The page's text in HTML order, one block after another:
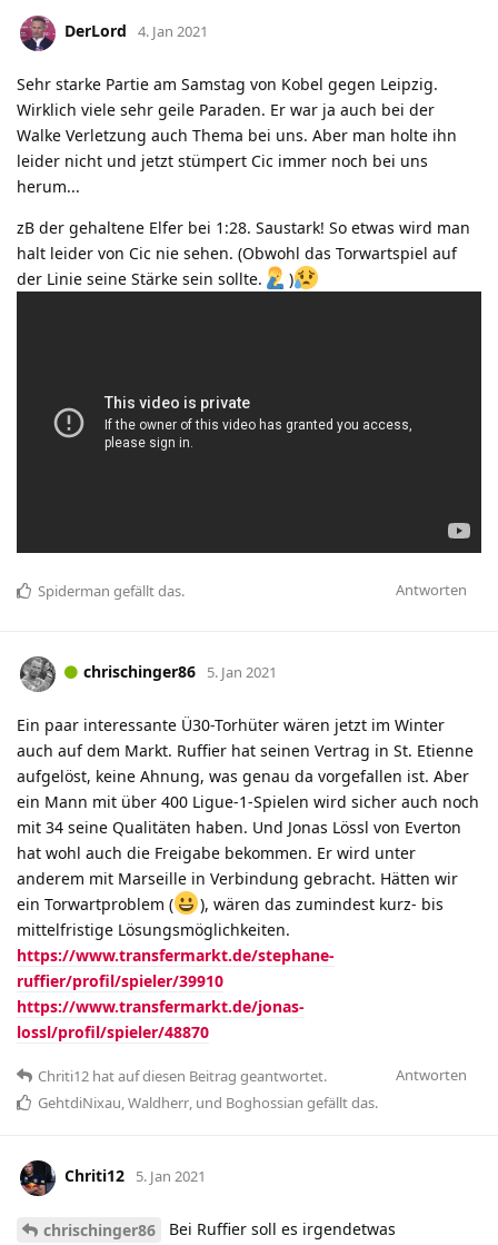
DerLord 4. Jan 2021
Sehr starke Partie am Samstag von Kobel gegen Leipzig.
Wirklich viele sehr geile Paraden. Er war ja auch bei der
Walke Verletzung auch Thema bei uns. Aber man holte ihn
leider nicht und jetzt stümpert Cic immer noch bei uns
herum...
zB der gehaltene Elfer bei 1:28. Saustark! So etwas wird man
halt leider von Cic nie sehen. (Obwohl das Torwartspiel auf
der Linie seine Stärke sein sollte.
)
Antworten
Spiderman gefällt das.
chrischinger86 5. Jan 2021
Ein paar interessante Ü30-Torhüter wären jetzt im Winter
auch auf dem Markt. Ruffier hat seinen Vertrag in St. Etienne
aufgelöst, keine Ahnung, was genau da vorgefallen ist. Aber
ein Mann mit über 400 Ligue-1-Spielen wird sicher auch noch
mit 34 seine Qualitäten haben. Und Jonas Lössl von Everton
hat wohl auch die Freigabe bekommen. Er wird unter
anderem mit Marseille in Verbindung gebracht. Hätten wir
ein Torwartproblem (
), wären das zumindest kurz- bis
mittelfristige Lösungsmöglichkeiten.
https://www.transfermarkt.de/stephane-
ruffier/profil/spieler/39910
https://www.transfermarkt.de/jonas-
lossl/profil/spieler/48870
Antworten
Chriti12 hatauf diesen Beitrag geantwortet.
GehtdiNixau,Waldherr, und Boghossian gefällt das.
Chriti12 5. Jan 2021
chrischinger86 Bei Ruffier soll es irgendetwas